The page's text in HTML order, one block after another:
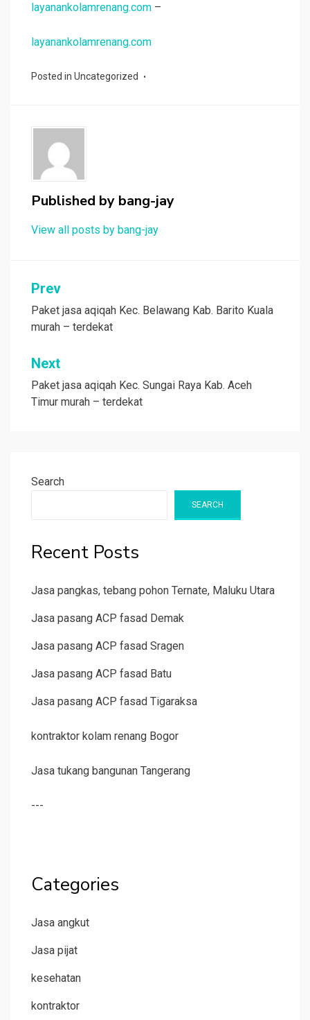
layanankolamrenang.com –
layanankolamrenang.com
Posted in Uncategorized
Published by bang-jay
View all posts by bang-jay
Post
navigation
Prev
Paket jasa aqiqah Kec. Belawang Kab. Barito Kuala
murah – terdekat
Next
Paket jasa aqiqah Kec. Sungai Raya Kab. Aceh
Timur murah – terdekat
Search
SEARCH
Recent Posts
Jasa pangkas, tebang pohon Ternate, Maluku Utara
Jasa pasang ACP fasad Demak
Jasa pasang ACP fasad Sragen
Jasa pasang ACP fasad Batu
Jasa pasang ACP fasad Tigaraksa
kontraktor kolam renang Bogor
Jasa tukang bangunan Tangerang
---
Categories
Jasa angkut
Jasa pijat
kesehatan
kontraktor